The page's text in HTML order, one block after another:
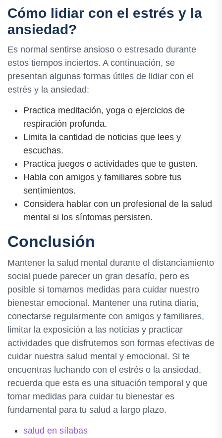
Cómo lidiar con el estrés y la
ansiedad?
Es normal sentirse ansioso o estresado durante
estos tiempos inciertos. A continuación, se
presentan algunas formas útiles de lidiar con el
estrés y la ansiedad:
Practica meditación, yoga o ejercicios de
respiración profunda.
Limita la cantidad de noticias que lees y
escuchas.
Practica juegos o actividades que te gusten.
Habla con amigos y familiares sobre tus
sentimientos.
Considera hablar con un profesional de la salud
mental si los síntomas persisten.
Conclusión
Mantener la salud mental durante el distanciamiento
social puede parecer un gran desafío, pero es
posible si tomamos medidas para cuidar nuestro
bienestar emocional. Mantener una rutina diaria,
conectarse regularmente con amigos y familiares,
limitar la exposición a las noticias y practicar
actividades que disfrutemos son formas efectivas de
cuidar nuestra salud mental y emocional. Si te
encuentras luchando con el estrés o la ansiedad,
recuerda que esta es una situación temporal y que
tomar medidas para cuidar tu bienestar es
fundamental para tu salud a largo plazo.
salud en sílabas